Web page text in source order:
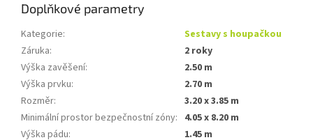
Doplňkové parametry
Kategorie:
Sestavy s houpačkou
Záruka:
2 roky
Výška zavěšení:
2.50 m
Výška prvku:
2.70 m
Rozměr:
3.20 x 3.85 m
Minimální prostor bezpečnostní zóny: 4.05 x 8.20 m
Výška pádu:
1.45 m